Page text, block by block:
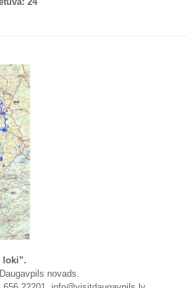
loki”.
novads.